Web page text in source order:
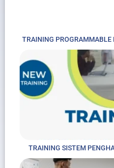
TRAINING PROGRAMMABLE
TRAINING SISTEM